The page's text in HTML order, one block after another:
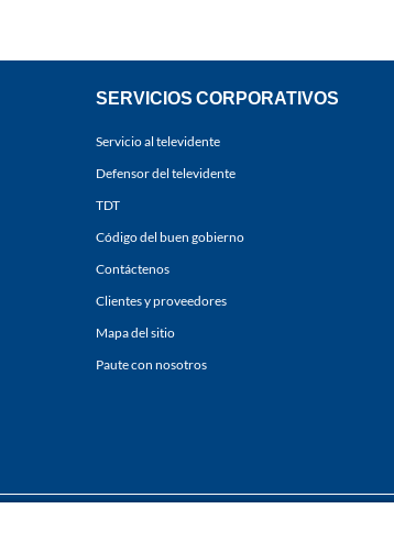
SERVICIOS CORPORATIVOS
Servicio al televidente
Defensor del televidente
TDT
Código del buen gobierno
Contáctenos
Clientes y proveedores
Mapa del sitio
Paute con nosotros